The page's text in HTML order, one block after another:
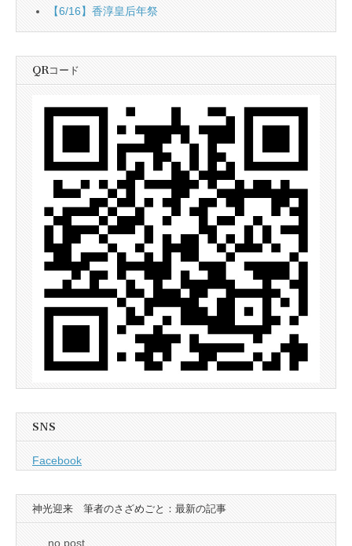
【6/16】香淳皇后年祭
QRコード
SNS
Facebook
神光迎来 筆者のさざめごと：最新の記事
no post